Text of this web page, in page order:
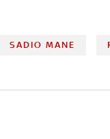
SADIO MANE